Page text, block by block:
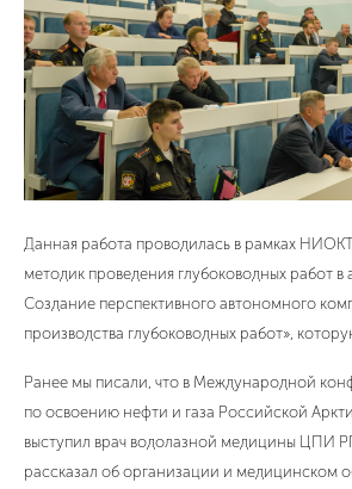
Данная работа проводилась в рамках
методик проведения глубоководных работ
Создание перспективного автономного
производства глубоководных работ»,
Ранее мы писали, что в Международной
по освоению нефти и газа Российской
выступил врач водолазной медицины ЦПИ
рассказал об организации и медицинском